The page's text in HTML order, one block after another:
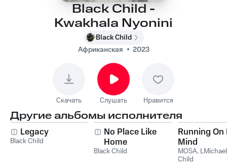
Black Child -
Kwakhala Nyonini
Black Child
Африканская
2023
Скачать Слушать Нравится
Другие альбомы исполнителя
Legacy
Black Child
No Place Like
Home
Black Child
Running On
Mind
MOSA, LMichael
Child